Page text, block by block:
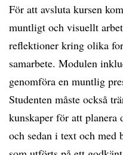
För att avsluta kursen
muntligt och visuellt
reflektioner kring olika
samarbete. Modulen
genomföra en muntlig
Studenten måste också
kunskaper för att planera
och sedan i text och med